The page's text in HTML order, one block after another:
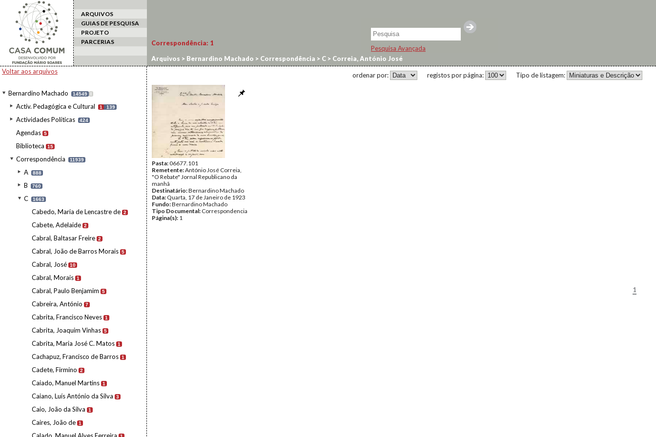
ARQUIVOS
GUIAS DE PESQUISA
PROJETO
PARCERIAS
Pesquisa Avançada
Voltar aos arquivos
Bernardino Machado 14549 I
Activ. Pedagógica e Cultural 1 139
Actividades Políticas 424
Agendas 5
Biblioteca 15
Correspondência 11939
A 888
B 760
C 1663
Cabedo, Maria de Lencastre de 2
Cabete, Adelaide 2
Cabral, Baltasar Freire 2
Cabral, João de Barros Morais 5
Cabral, José 10
Cabral, Morais 1
Cabral, Paulo Benjamim 5
Cabreira, António 7
Cabrita, Francisco Neves 1
Cabrita, Joaquim Vinhas 5
Cabrita, Maria José C. Matos 1
Cachapuz, Francisco de Barros 1
Cadete, Firmino 2
Caiado, Manuel Martins 1
Caiano, Luís António da Silva 3
Caio, João da Silva 1
Caires, João de 1
Correspondência: 1
Arquivos > Bernardino Machado > Correspondência > C > Correia, António José
Tipo de listagem:
registos por página:
ordenar por:
Pasta:06677.101
Remetente:António José Correia,
"O Rebate" Jornal Republicano da
manhã
Destinatário:Bernardino Machado
Data: Quarta, 17 de Janeiro de 1923
Fundo:Bernardino Machado
Tipo Documental: Correspondencia
Página(s): 1
1